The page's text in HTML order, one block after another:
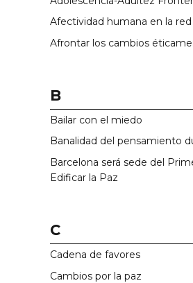
Afectividad humana en la red
Afrontar los cambios
B
Bailar con el miedo
Banalidad del pensamiento
Barcelona será sede del
Edificar la Paz
C
Cadena de favores
Cambios por la paz